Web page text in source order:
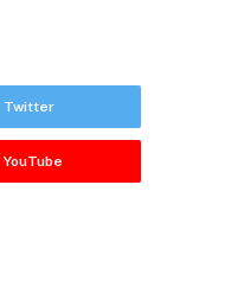
Twitter
YouTube